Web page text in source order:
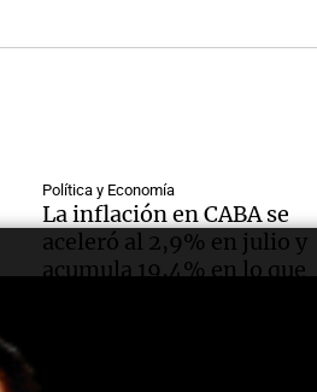
Política y Economía
La inflación en CABA se
aceleró al 2,9% en julio y
acumula 19,4% en lo que